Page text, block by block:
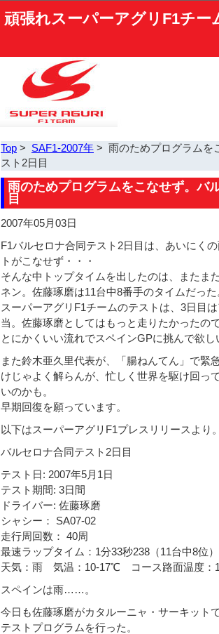
頑張れスーパーアグリF1チー
Top > SAF1-2007年 > 雨のためプログラムを
スト2日目
雨のためプログラムをこなせず。バ
目
2007年05月03日
F1バルセロナ合同テスト2日目は、あいにく
トがこなせず・・・
そんな中トップタイムを出したのは、またま
ネン。佐藤琢磨は11台中8番手のタイムだった
スーパーアグリF1チームのテストは、3日目
当。佐藤琢磨としてはもっと走りたかったの
とにかくいい流れでスペインGPに挑んで欲し
また鈴木亜久里代表が、「腸ねんてん」で緊
けじゃよく解らんが、忙しく世界を駆け回っ
いのかも。
早期回復を願っています。
以下はスーパーアグリF1プレスリリースより
バルセロナ合同テスト2日目
テスト日: 2007年5月1日
テスト期間: 3日間
ドライバー: 佐藤琢磨
シャシー： SA07-02
走行周回数： 40周
最速ラップタイム：1分33秒238（11台中8位）
天気：雨 気温：10-17℃ コース路面温度：
スペインは雨……。
今日も佐藤琢磨がカタルーニャ・サーキット
テストプログラムを行った。